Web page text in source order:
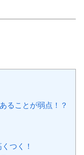
ることが弱点！？
つく！